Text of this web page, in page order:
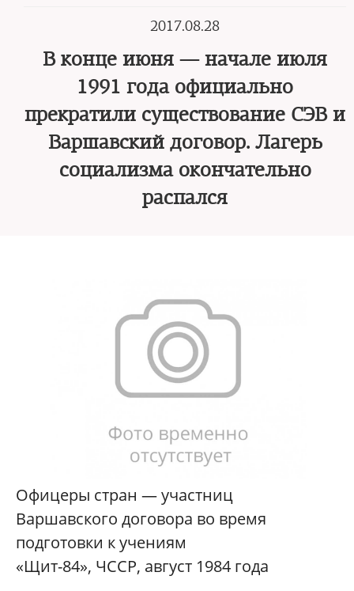
2017.08.28
В конце июня — начале июля
1991 года официально
прекратили существование СЭВ и
Варшавский договор. Лагерь
социализма окончательно
распался
Офицеры стран — участниц
Варшавского договора во время
подготовки к учениям
«Щит-84», ЧССР, август 1984 года